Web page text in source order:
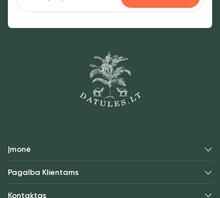
Įmonė
Pagalba Klientams
Kontaktas